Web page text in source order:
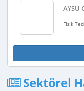
AYSU
Fizik
Sektörel